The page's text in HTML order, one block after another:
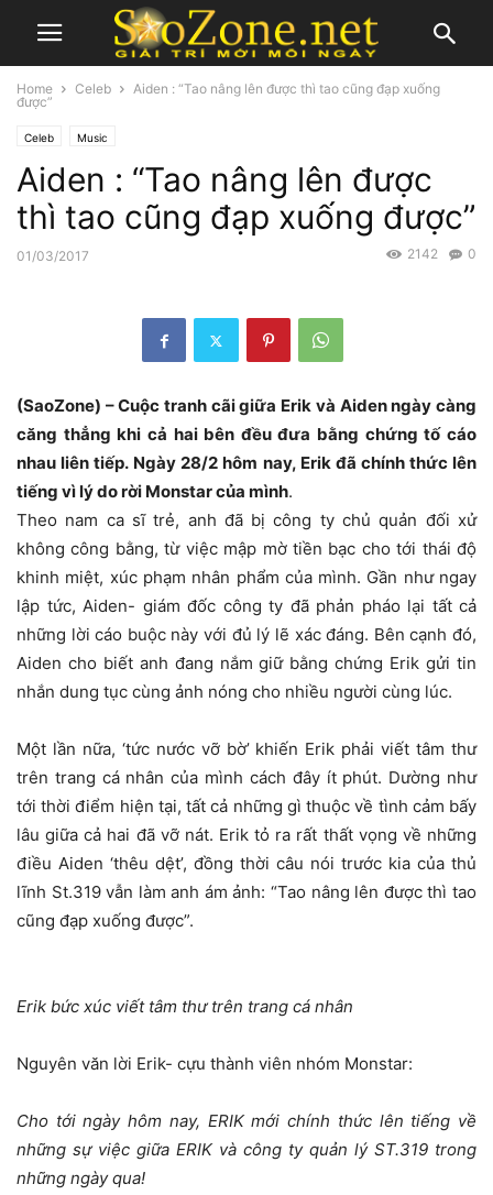
Home Celeb
Aiden : “Tao nâng lên được thì tao cũng đạp xuống
được”
Celeb Music
Aiden : “Tao nâng lên được
thì tao cũng đạp xuống được”
01/03/2017 0
2142
(SaoZone) – Cuộc tranh cãi giữa Erik và Aiden ngày càng
căng thẳng khi cả hai bên đều đưa bằng chứng tố cáo
nhau liên tiếp. Ngày 28/2 hôm nay, Erik đã chính thức lên
tiếng vì lý do rời Monstar của mình.
Theo nam ca sĩ trẻ, anh đã bị công ty chủ quản đối xử
không công bằng, từ việc mập mờ tiền bạc cho tới thái độ
khinh miệt, xúc phạm nhân phẩm của mình. Gần như ngay
lập tức, Aiden- giám đốc công ty đã phản pháo lại tất cả
những lời cáo buộc này với đủ lý lẽ xác đáng. Bên cạnh đó,
Aiden cho biết anh đang nắm giữ bằng chứng Erik gửi tin
nhắn dung tục cùng ảnh nóng cho nhiều người cùng lúc.
Một lần nữa, ‘tức nước vỡ bờ’ khiến Erik phải viết tâm thư
trên trang cá nhân của mình cách đây ít phút. Dường như
tới thời điểm hiện tại, tất cả những gì thuộc về tình cảm bấy
lâu giữa cả hai đã vỡ nát. Erik tỏ ra rất thất vọng về những
điều Aiden ‘thêu dệt’, đồng thời câu nói trước kia của thủ
lĩnh St.319 vẫn làm anh ám ảnh: “Tao nâng lên được thì tao
cũng đạp xuống được”.
Erik bức xúc viết tâm thư trên trang cá nhân
Nguyên văn lời Erik- cựu thành viên nhóm Monstar:
Cho tới ngày hôm nay, ERIK mới chính thức lên tiếng về
những sự việc giữa ERIK và công ty quản lý ST.319 trong
những ngày qua!